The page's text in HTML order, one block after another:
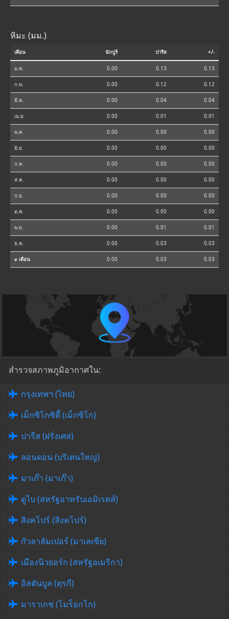
หิมะ (มม.)
เดือน นักปูร์ ปารีส +/-
ม.ค. 0.00 0.13 0.13
ก.พ. 0.00 0.12 0.12
มี.ค. 0.00 0.04 0.04
เม.ย. 0.00 0.01 0.01
พ.ค. 0.00 0.00 0.00
มิ.ย. 0.00 0.00 0.00
ก.ค. 0.00 0.00 0.00
ส.ค. 0.00 0.00 0.00
ก.ย. 0.00 0.00 0.00
ต.ค. 0.00 0.00 0.00
พ.ย. 0.00 0.01 0.01
ธ.ค. 0.00 0.03 0.03
⌀ เดือน 0.00 0.03 0.03
สำรวจสภาพภูมิอากาศใน:
กรุงเทพฯ (ไทย)
เม็กซิโกซิตี้ (เม็กซิโก)
ปารีส (ฝรั่งเศส)
ลอนดอน (บริเตนใหญ่)
มาเก๊า (มาเก๊า)
ดูไบ (สหรัฐอาหรับเอมิเรตส์)
สิงคโปร์ (สิงคโปร์)
กัวลาลัมเปอร์ (มาเลเซีย)
เมืองนิวยอร์ก (สหรัฐอเมริกา)
อิสตันบูล (ตุรกี)
มาราเกช (โมร็อกโก)